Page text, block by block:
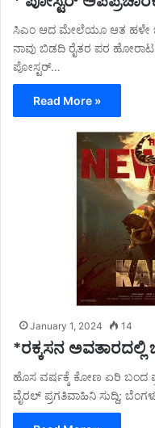
ಸಿಎಂ ಆದ ಮೇಲೆಯೂ ಆತ ಹಳೇ
ನಾವು ಬಿಡದಿ ರೈತರ ಪರ ಹೋರಾಟ
ಪೋಸ್ಟರ್…
Read More »
January 1, 2024 14
*ರಕ್ಕಸನ ಅವತಾರದಲ್ಲಿ
ಹೊಸ ವರ್ಷಕ್ಕೆ ಕೋಣ ಏರಿ ಬಂದ
ವೈರಲ್ ಪ್ರಗತಿವಾಹಿನಿ ಸುದ್ದಿ;